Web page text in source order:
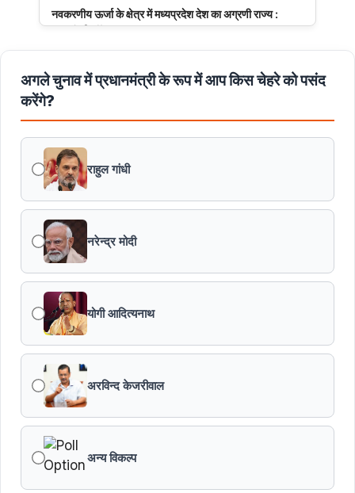
नवकरणीय ऊर्जा के क्षेत्र में मध्यप्रदेश देश का अग्रणी राज्य :
मुख्यमंत्री डॉ. यादव
मुख्यमंत्री डॉ. यादव की जनोन्मुखी पहल
मुख्यमंत्री डॉ. यादव ने पूर्व विदेश मंत्री श्रीमती सुषमा स्वराज की
पुण्यतिथि पर श्रद्धांजलि अर्पित की
जन-कल्याणकारी तथा हितग्राही मूलक योजनाओं को अधिक प्रभावी
बनाने के लिए अनुशंसाएं देने उच्च स्तरीय समिति गठित
मध्यप्रदेश में सृजन संवाद अभियान का शुभारंभ
मध्यप्रदेश पुलिस की अवैध मादक पदार्थों के विरूद्ध प्रभावी कार्यवाही
एफएसएल भर्ती-2026 का अंतिम परिणाम घोषित
विकसित मध्यप्रदेश-2047’ की वित्तीय रूपरेखा तैयार
28 के बजट अनुमान तथा वित्तीय वर्ष 2028-29, 2029-30 के
लिए रोलिंग बजट की तैयारी हेतु बजट कार्यक्रम
अगले चुनाव में प्रधानमंत्री के रूप में आप किस चेहरे को पसंद
करेंगे?
राहुल गांधी
नरेन्द्र मोदी
योगी आदित्यनाथ
अरविन्द केजरीवाल
अन्य विकल्प